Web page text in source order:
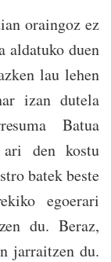
oraingoz ez
aldatuko duen
lau lehen
izan dutela
Batua
ari den kostu
batek beste
egoerari
du. Beraz,
jarraitzen du.